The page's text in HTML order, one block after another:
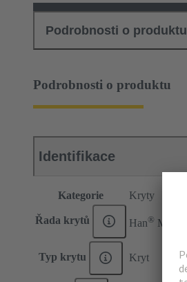
Podrobnosti o produktu
Podrobnosti o produktu
Identifikace
Kategorie Kryty
Řada krytů Han® M
Typ krytu Kryt